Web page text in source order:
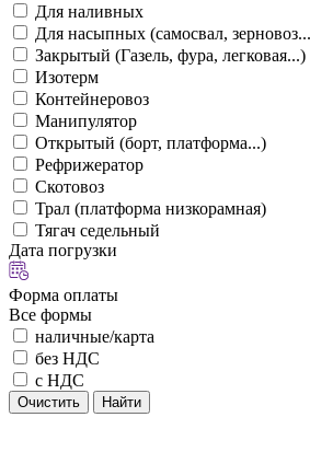
Для наливных
Для насыпных (самосвал,
Закрытый (Газель, фура, легковая...)
Изотерм
Контейнеровоз
Манипулятор
Открытый (борт, платформа...)
Рефрижератор
Скотовоз
Трал (платформа низкорамная)
Тягач седельный
Дата погрузки
Форма оплаты
Все формы
наличные/карта
без НДС
с НДС
Очистить Найти